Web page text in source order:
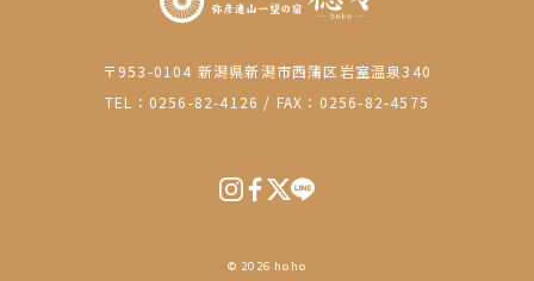
〒953-0104 新潟県新潟市西蒲区岩室温泉340
TEL：0256-82-4126 / FAX：0256-82-4575
© 2026 hoho